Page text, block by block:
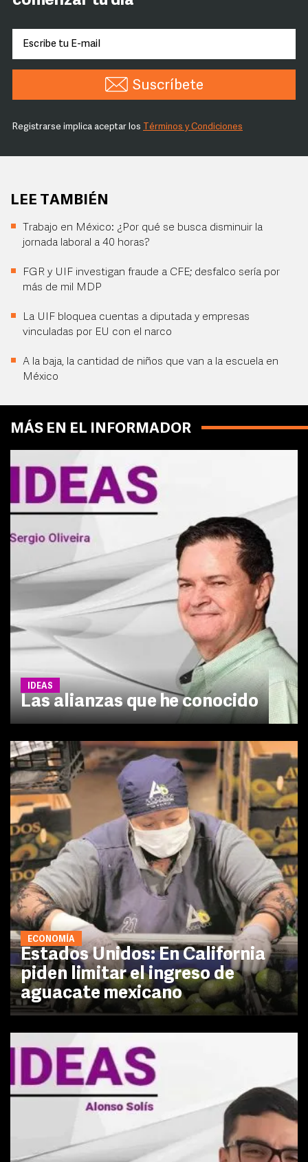
Suscríbete
Registrarse implica aceptar los Términos y Condiciones
LEE TAMBIÉN
Trabajo en México: ¿Por qué se busca disminuir la
jornada laboral a 40 horas?
FGR y UIF investigan fraude a CFE; desfalco sería por
más de mil MDP
La UIF bloquea cuentas a diputada y empresas
vinculadas por EU con el narco
A la baja, la cantidad de niños que van a la escuela en
México
MÁS EN EL INFORMADOR
IDEAS
Las alianzas que he conocido
ECONOMÍA
Estados Unidos: En California
piden limitar el ingreso de
aguacate mexicano